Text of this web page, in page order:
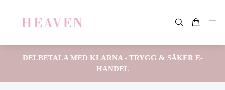
DELBETALA MED KLARNA - TRYGG & SÄKER E-
HANDEL